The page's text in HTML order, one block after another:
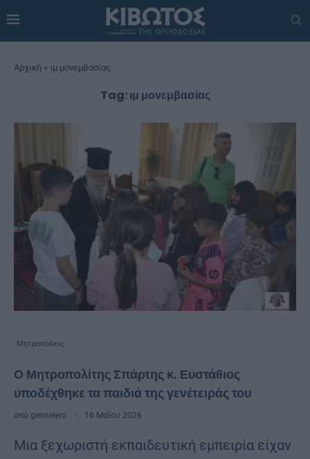
Αρχική » ιμ μονεμβασίας
Tag:ιμ μονεμβασίας
Μητροπόλεις
Ο Μητροπολίτης Σπάρτης κ. Ευστάθιος
υποδέχθηκε τα παιδιά της γενέτειράς του
από genneleni 16 Μαΐου 2026
Μια ξεχωριστή εκπαιδευτική εμπειρία είχαν